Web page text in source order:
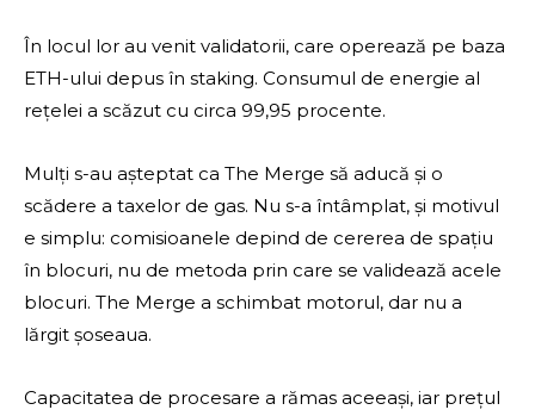
În locul lor au venit validatorii, care operează pe baza
ETH-ului depus în staking. Consumul de energie al
rețelei a scăzut cu circa 99,95 procente.
Mulți s-au așteptat ca The Merge să aducă și o
scădere a taxelor de gas. Nu s-a întâmplat, și motivul
e simplu: comisioanele depind de cererea de spațiu
în blocuri, nu de metoda prin care se validează acele
blocuri. The Merge a schimbat motorul, dar nu a
lărgit șoseaua.
Capacitatea de procesare a rămas aceeași, iar prețul